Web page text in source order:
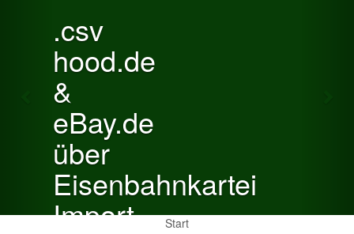
.csv
hood.de
&
eBay.de
über
Eisenbahnkartei
Import Start